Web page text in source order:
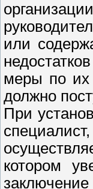
или
меры по их
должно
При
котором
заключение